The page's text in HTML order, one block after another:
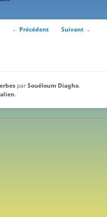
Navigation
← Précédent Suivant →
parSouéloum Diagho.
.